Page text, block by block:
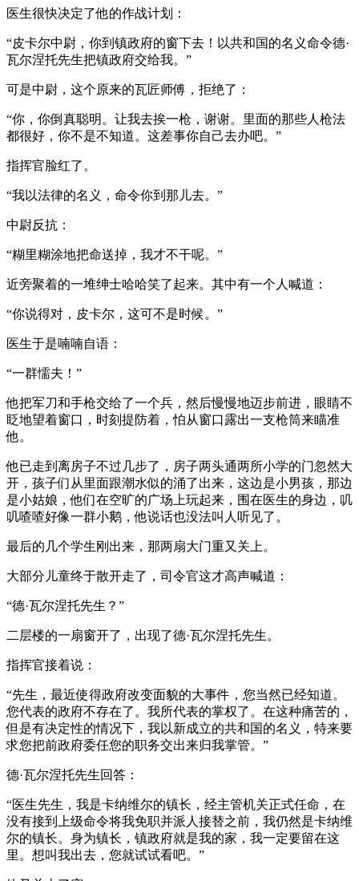
医生很快决定了他的作战计划：
“皮卡尔中尉，你到镇政府的窗下去！以共和国的名义命令德·
瓦尔涅托先生把镇政府交给我。”
可是中尉，这个原来的瓦匠师傅，拒绝了：
“你，你倒真聪明。让我去挨一枪，谢谢。里面的那些人枪法
都很好，你不是不知道。这差事你自己去办吧。”
指挥官脸红了。
“我以法律的名义，命令你到那儿去。”
中尉反抗：
“糊里糊涂地把命送掉，我才不干呢。”
近旁聚着的一堆绅士哈哈笑了起来。其中有一个人喊道：
“你说得对，皮卡尔，这可不是时候。”
医生于是喃喃自语：
“一群懦夫！”
他把军刀和手枪交给了一个兵，然后慢慢地迈步前进，眼睛不
眨地望着窗口，时刻提防着，怕从窗口露出一支枪筒来瞄准
他。
他已走到离房子不过几步了，房子两头通两所小学的门忽然大
开，孩子们从里面跟潮水似的涌了出来，这边是小男孩，那边
是小姑娘，他们在空旷的广场上玩起来，围在医生的身边，叽
叽喳喳好像一群小鹅，他说话也没法叫人听见了。
最后的几个学生刚出来，那两扇大门重又关上。
大部分儿童终于散开走了，司令官这才高声喊道：
“德·瓦尔涅托先生？”
二层楼的一扇窗开了，出现了德·瓦尔涅托先生。
指挥官接着说：
“先生，最近使得政府改变面貌的大事件，您当然已经知道。
您代表的政府不存在了。我所代表的掌权了。在这种痛苦的，
但是有决定性的情况下，我以新成立的共和国的名义，特来要
求您把前政府委任您的职务交出来归我掌管。”
德·瓦尔涅托先生回答：
“医生先生，我是卡纳维尔的镇长，经主管机关正式任命，在
没有接到上级命令将我免职并派人接替之前，我仍然是卡纳维
尔的镇长。身为镇长，镇政府就是我的家，我一定要留在这
里。想叫我出去，您就试试看吧。”